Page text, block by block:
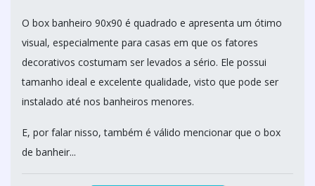
O box banheiro 90x90 é quadrado e apresenta um ótimo
visual, especialmente para casas em que os fatores
decorativos costumam ser levados a sério. Ele possui
tamanho ideal e excelente qualidade, visto que pode ser
instalado até nos banheiros menores.
E, por falar nisso, também é válido mencionar que o box
de banheir...